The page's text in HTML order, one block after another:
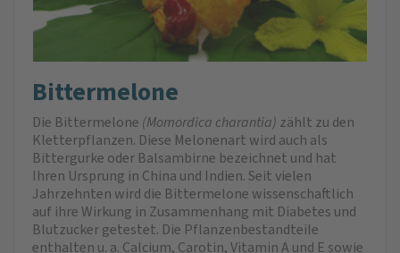
Bittermelone
Die Bittermelone (Momordica charantia) zählt zu den
Kletterpflanzen. Diese Melonenart wird auch als
Bittergurke oder Balsambirne bezeichnet und hat
Ihren Ursprung in China und Indien. Seit vielen
Jahrzehnten wird die Bittermelone wissenschaftlich
auf ihre Wirkung in Zusammenhang mit Diabetes und
Blutzucker getestet. Die Pflanzenbestandteile
enthalten u. a. Calcium, Carotin, Vitamin A und E sowie